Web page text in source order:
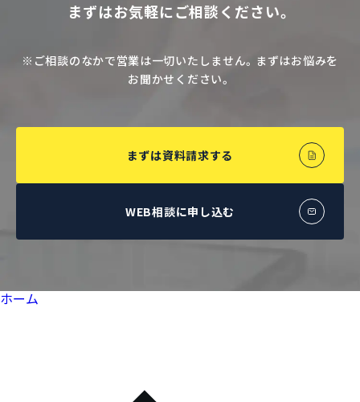
まずはお気軽にご相談ください。
※ご相談のなかで営業は一切いたしません。まずはお悩みを
お聞かせください。
まずは資料請求する
WEB相談に申し込む
ホーム